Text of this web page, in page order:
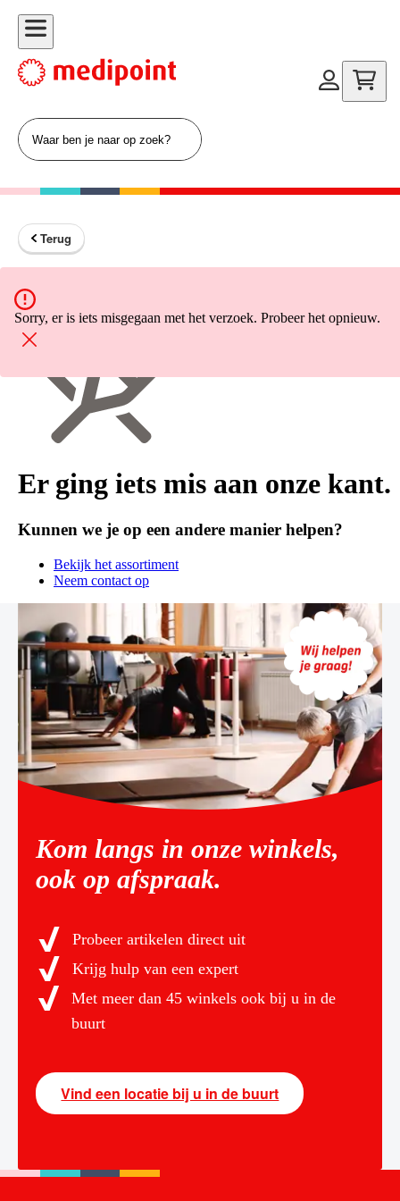
Terug
Sorry, er is iets misgegaan met het verzoek. Probeer het opnieuw.
Er ging iets mis aan onze kant.
Kunnen we je op een andere manier helpen?
Bekijk het assortiment
Neem contact op
Kom langs in onze winkels,
ook op afspraak.
Probeer artikelen direct uit
Krijg hulp van een expert
Met meer dan 45 winkels ook bij u in de
buurt
Vind een locatie bij u in de buurt